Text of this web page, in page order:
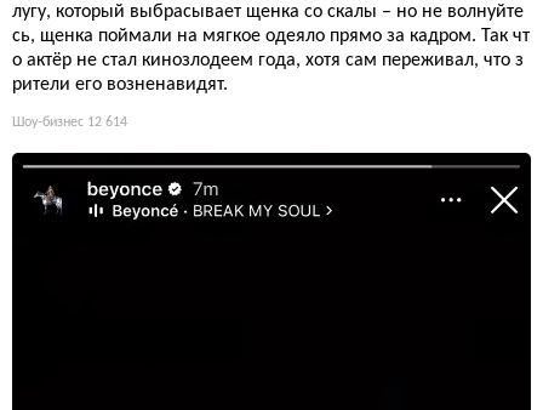
лугу, который выбрасывает щенка со скалы – но не волнуйте
сь, щенка поймали на мягкое одеяло прямо за кадром. Так чт
о актёр не стал кинозлодеем года, хотя сам переживал, что з
рители его возненавидят.
Шоу-бизнес 12 614